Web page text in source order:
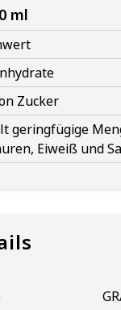
ml
Zucker
geringfügige
Eiweiß und